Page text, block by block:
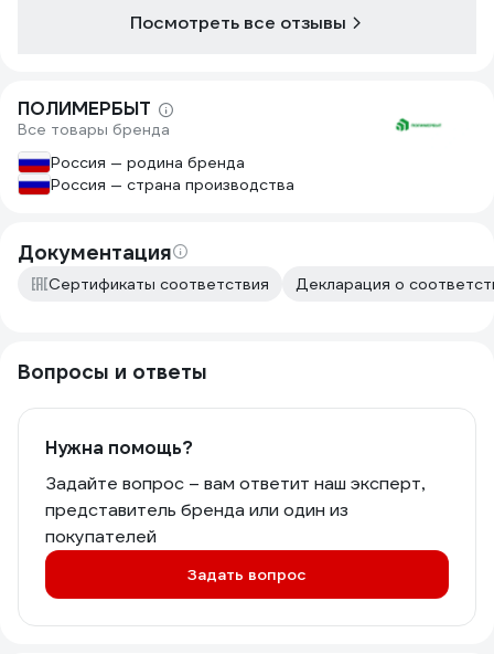
Посмотреть все отзывы
ПОЛИМЕРБЫТ
Все товары бренда
Россия — родина бренда
Россия — страна производства
Документация
Сертификаты соответствия Декларация о
Вопросы и ответы
Нужна помощь?
Задайте вопрос – вам ответит наш эксперт,
представитель бренда или один из
покупателей
Задать вопрос